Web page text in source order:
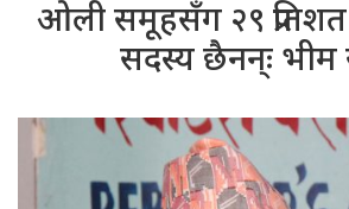
ओली समूहसँग २९ प्रतिशत
सदस्य छैनन्ः भीम